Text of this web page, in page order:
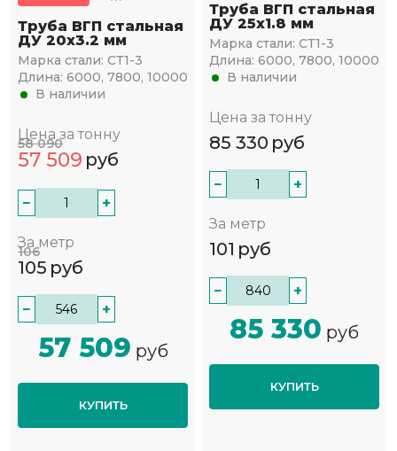
Труба ВГП стальная
ДУ 20х3.2 мм
Марка стали: СТ1-3
Длина: 6000, 7800, 10000
В наличии
Цена за тонну
58 090
57 509 руб
− +
За метр
106
105 руб
− +
57 509 руб
КУПИТЬ
Труба ВГП стальная
ДУ 25х1.8 мм
Марка стали: СТ1-3
Длина: 6000, 7800, 10000
В наличии
Цена за тонну
85 330 руб
− +
За метр
101 руб
− +
85 330 руб
КУПИТЬ